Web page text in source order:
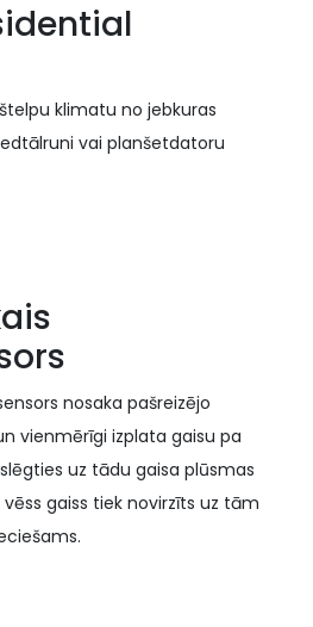
klimatu no jebkuras
vai planšetdatoru
nosaka pašreizējo
vienmērīgi izplata gaisu pa
uz tādu gaisa plūsmas
gaiss tiek novirzīts uz tām